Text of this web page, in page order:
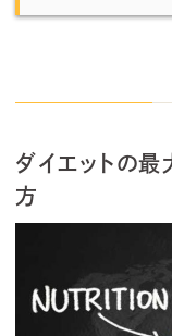
ダイエットの最
方